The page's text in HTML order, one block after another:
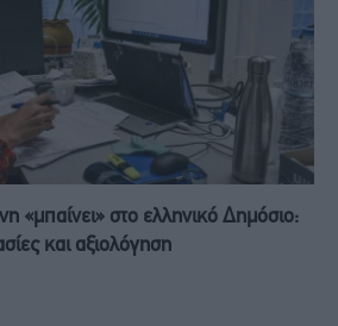
«μπαίνει» στο ελληνικό Δημόσιο:
και αξιολόγηση